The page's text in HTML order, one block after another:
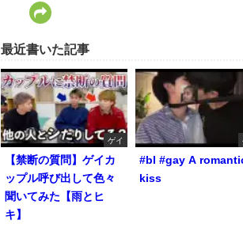
最近書いた記事
ゲイ
【禁断の質問】ゲイカ
ップル呼び出して色々
聞いてみた【雨とヒ
キ】
#bl #gay A
kiss